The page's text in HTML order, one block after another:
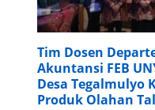
Tim Dosen
Akuntansi FEB
Desa Tegalmulyo
Produk Olahan